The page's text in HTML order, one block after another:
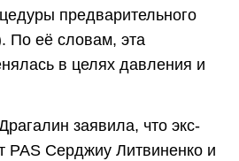
предварительного
По её словам, эта
в целях давления и
заявила, что экс-
PAS Серджиу Литвиненко и